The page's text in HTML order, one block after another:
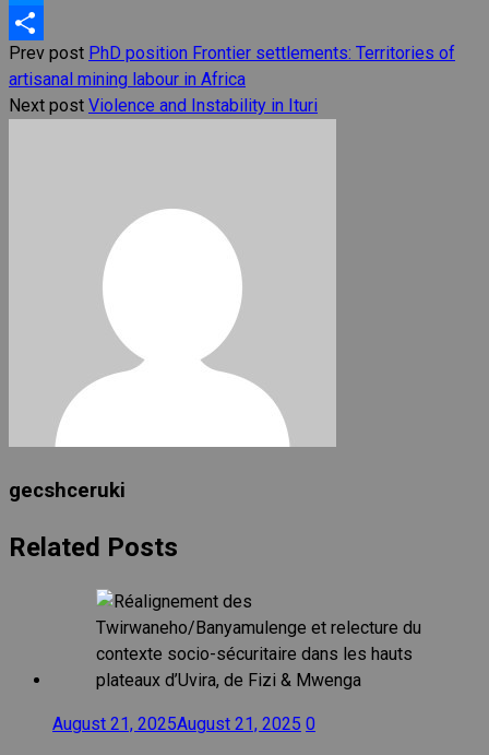
Messenger
Share
Prev post PhD position Frontier settlements: Territories of
artisanal mining labour in Africa
Next post Violence and Instability in Ituri
gecshceruki
Related Posts
August 21, 2025August 21, 2025 0